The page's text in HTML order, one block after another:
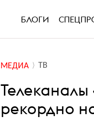
БЛОГИ
МЕДИА ТВ
рекордно